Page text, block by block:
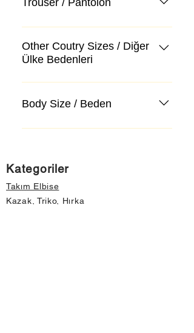
Other Coutry Sizes / Diğer
Ülke Bedenleri
Body Size / Beden
Kategoriler
Takım Elbise
Kazak, Triko, Hırka